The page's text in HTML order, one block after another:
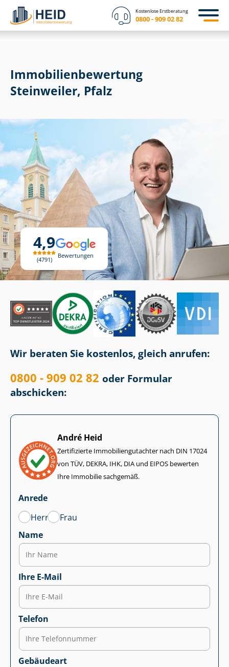
Kostenlose Erstberatung
0800 - 909 02 82
4,9
4791
Bewertungen
Immobilien­bewertung
Steinweiler, Pfalz
Wir beraten Sie kostenlos, gleich anrufen:
0800 - 909 02 82 oder Formular
abschicken:
André Heid
Zertifizierte Im­mo­bi­li­en­gut­ach­ter nach DIN 17024
von TÜV, DEKRA, IHK, DIA und EIPOS bewerten
Ihre Immobilie sachgemäß.
Anrede
Herr
Frau
Name
Ihre E-Mail
Telefon
Gebäudeart